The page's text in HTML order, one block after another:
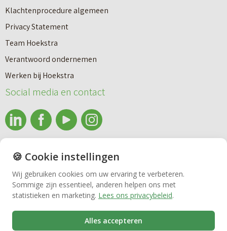
Nieuwbouw
Huren
Bedrijfsmakelaardij
Vastgoedbeheer
Klachtenprocedure algemeen
Privacy Statement
Team Hoekstra
Verantwoord ondernemen
Werken bij Hoekstra
Social media en contact
info@makelaardijhoekstra.nl
Alle contactgegevens
Bekijk de laatste nieuwsbrief van Makelaardij Hoekstra
Inschrijven nieuwsbrief Makelaardij Hoekstra
🍪 Cookie instellingen
Wij gebruiken cookies om uw ervaring te verbeteren.
Sommige zijn essentieel, anderen helpen ons met
statistieken en marketing. Lees ons privacybeleid.
Alles accepteren